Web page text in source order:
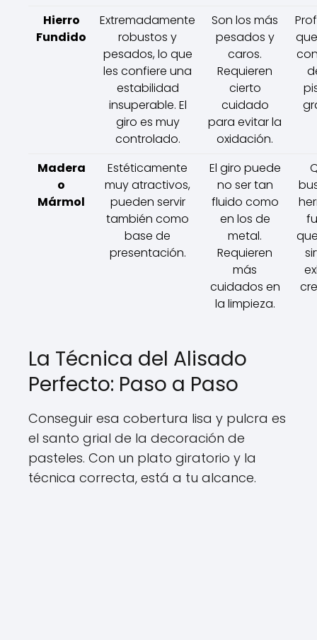
Hierro
Fundido
Extremadamente
robustos y
pesados, lo que
les confiere una
estabilidad
insuperable. El
giro es muy
controlado.
Son los más
pesados y
caros.
Requieren
cierto
cuidado
para evitar la
oxidación.
Madera
o
Mármol
Estéticamente
muy atractivos,
pueden servir
también como
base de
presentación.
El giro puede
no ser tan
fluido como
en los de
metal.
Requieren
más
cuidados en
la limpieza.
La Técnica del Alisado
Perfecto: Paso a Paso
Conseguir esa cobertura lisa y pulcra es
el santo grial de la decoración de
pasteles. Con un plato giratorio y la
técnica correcta, está a tu alcance.